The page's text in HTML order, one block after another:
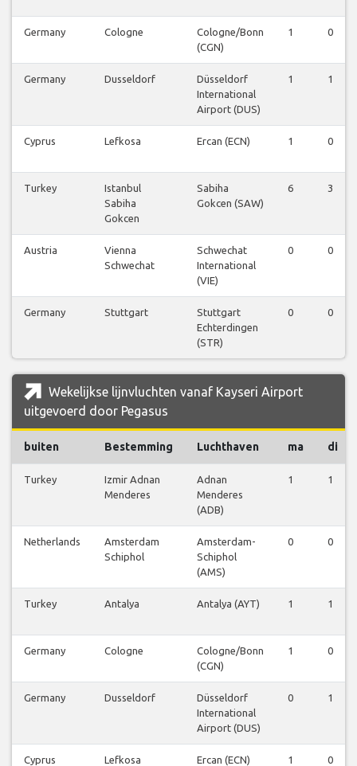
Germany Cologne
Cologne/Bonn
(CGN)
1 0
Germany Dusseldorf
Düsseldorf
International
Airport (DUS)
1 1
Cyprus Lefkosa Ercan (ECN) 1 0
Turkey
Istanbul
Sabiha
Gokcen
Sabiha
Gokcen (SAW)
6 3
Austria
Vienna
Schwechat
Schwechat
International
(VIE)
0 0
Germany Stuttgart
Stuttgart
Echterdingen
(STR)
0 0
Wekelijkse lijnvluchten vanaf Kayseri Airport
uitgevoerd door Pegasus
buiten Bestemming Luchthaven ma di
Turkey
Izmir Adnan
Menderes
Adnan
Menderes
(ADB)
1 1
Netherlands
Amsterdam
Schiphol
Amsterdam-
Schiphol
(AMS)
0 0
Turkey Antalya Antalya (AYT) 1 1
Germany Cologne
Cologne/Bonn
(CGN)
1 0
Germany Dusseldorf
Düsseldorf
International
Airport (DUS)
0 1
Cyprus Lefkosa Ercan (ECN) 1 0